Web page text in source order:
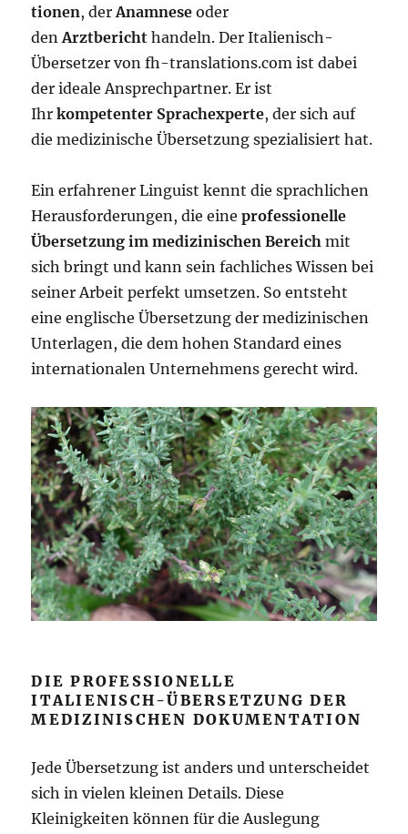
tionen, derAnamnese oder
denArztbericht handeln. Der Italienisch-
Übersetzer von fh-translations.com ist dabei
der ideale Ansprechpartner. Er ist
Ihrkompetenter Sprachexperte, der sich auf
die medizinische Übersetzung spezialisiert hat.
Ein erfahrener Linguist kennt die sprachlichen
Herausforderungen, die eineprofessionelle
Übersetzung im medizinischen Bereich mit
sich bringt und kann sein fachliches Wissen bei
seiner Arbeit perfekt umsetzen. So entsteht
eine englische Übersetzung der medizinischen
Unterlagen, die dem hohen Standard eines
internationalen Unternehmens gerecht wird.
DIE PROFESSIONELLE
ITALIENISCH-ÜBERSETZUNG DER
MEDIZINISCHEN DOKUMENTATION
Jede Übersetzung ist anders und unterscheidet
sich in vielen kleinen Details. Diese
Kleinigkeiten können für die Auslegung